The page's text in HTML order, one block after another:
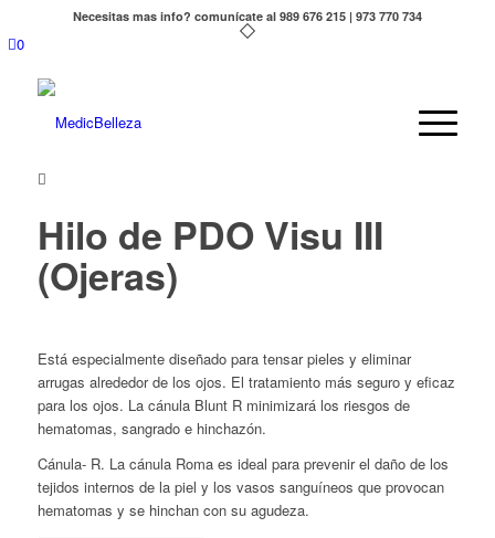
Necesitas mas info? comunícate al 989 676 215 | 973 770 734
0
Hilo de PDO Visu III
(Ojeras)
Está especialmente diseñado para tensar pieles y eliminar
arrugas alrededor de los ojos. El tratamiento más seguro y eficaz
para los ojos. La cánula Blunt R minimizará los riesgos de
hematomas, sangrado e hinchazón.
Cánula- R. La cánula Roma es ideal para prevenir el daño de los
tejidos internos de la piel y los vasos sanguíneos que provocan
hematomas y se hinchan con su agudeza.